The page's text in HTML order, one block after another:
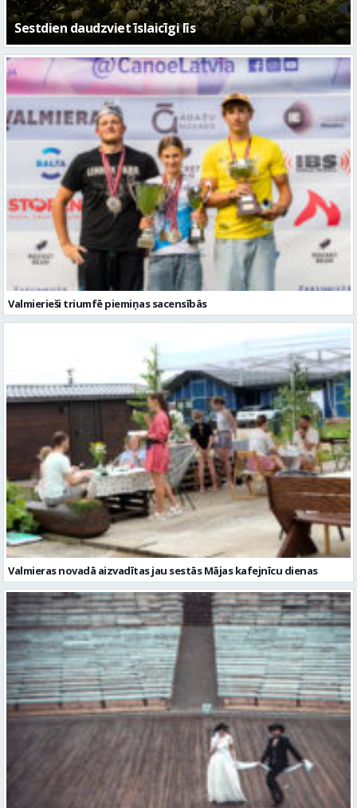
Sestdien daudzviet īslaicīgi līs
Valmierieši triumfē piemiņas sacensībās
Valmieras novadā aizvadītas jau sestās Mājas kafejnīcu dienas